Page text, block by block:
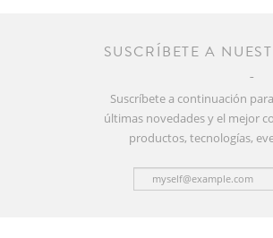
SUSCRÍBETE A
Suscríbete a continuación
últimas novedades y el mejor
productos, tecnologías,